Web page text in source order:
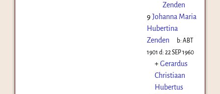
Zenden
9 Johanna Maria
Hubertina
Zenden
b:ABT
1901 d: 22 SEP 1960
+Gerardus
Christiaan
Hubertus